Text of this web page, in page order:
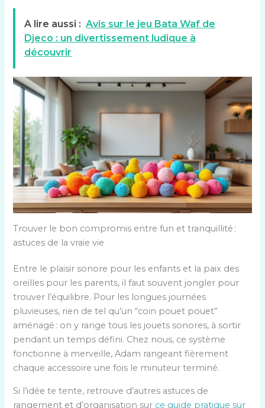
A lire aussi : Avis sur le jeu Bata Waf de
Djeco : un divertissement ludique à
découvrir
Trouver le bon compromis entre fun et tranquillité :
astuces de la vraie vie
Entre le plaisir sonore pour les enfants et la paix des
oreilles pour les parents, il faut souvent jongler pour
trouver l’équilibre. Pour les longues journées
pluvieuses, rien de tel qu’un “coin pouet pouet”
aménagé : on y range tous les jouets sonores, à sortir
pendant un temps défini. Chez nous, ce système
fonctionne à merveille, Adam rangeant fièrement
chaque accessoire une fois le minuteur terminé.
Si l’idée te tente, retrouve d’autres astuces de
rangement et d’organisation sur ce guide pratique sur